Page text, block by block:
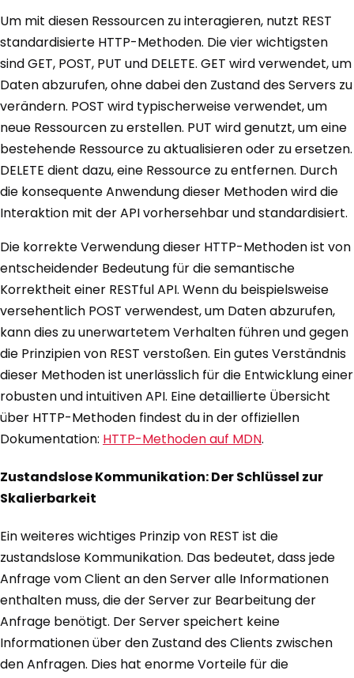
Um mit diesen Ressourcen zu interagieren, nutzt REST
standardisierte HTTP-Methoden. Die vier wichtigsten
sind GET, POST, PUT und DELETE. GET wird verwendet, um
Daten abzurufen, ohne dabei den Zustand des Servers zu
verändern. POST wird typischerweise verwendet, um
neue Ressourcen zu erstellen. PUT wird genutzt, um eine
bestehende Ressource zu aktualisieren oder zu ersetzen.
DELETE dient dazu, eine Ressource zu entfernen. Durch
die konsequente Anwendung dieser Methoden wird die
Interaktion mit der API vorhersehbar und standardisiert.
Die korrekte Verwendung dieser HTTP-Methoden ist von
entscheidender Bedeutung für die semantische
Korrektheit einer RESTful API. Wenn du beispielsweise
versehentlich POST verwendest, um Daten abzurufen,
kann dies zu unerwartetem Verhalten führen und gegen
die Prinzipien von REST verstoßen. Ein gutes Verständnis
dieser Methoden ist unerlässlich für die Entwicklung einer
robusten und intuitiven API. Eine detaillierte Übersicht
über HTTP-Methoden findest du in der offiziellen
Dokumentation: HTTP-Methoden auf MDN.
Zustandslose Kommunikation: Der Schlüssel zur
Skalierbarkeit
Ein weiteres wichtiges Prinzip von REST ist die
zustandslose Kommunikation. Das bedeutet, dass jede
Anfrage vom Client an den Server alle Informationen
enthalten muss, die der Server zur Bearbeitung der
Anfrage benötigt. Der Server speichert keine
Informationen über den Zustand des Clients zwischen
den Anfragen. Dies hat enorme Vorteile für die